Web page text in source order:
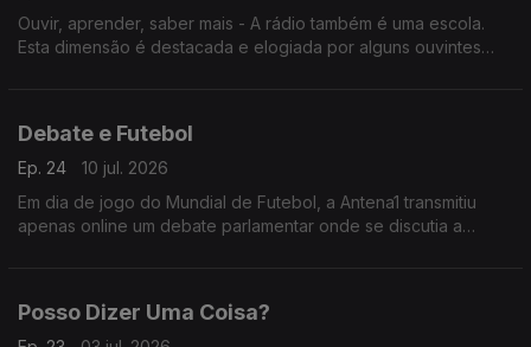
Ouvir, aprender, saber mais - A rádio também é uma escola.
Esta dimensão é destacada e elogiada por alguns ouvintes
Debate e Futebol
Ep. 24
10 jul. 2026
Em dia de jogo do Mundial de Futebol, a Antena1 transmitiu
apenas online um debate parlamentar onde se discutia a
Posso Dizer Uma Coisa?